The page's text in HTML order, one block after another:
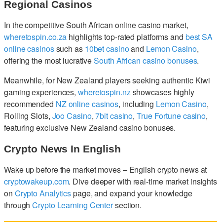
Regional Casinos
In the competitive South African online casino market,
wheretospin.co.za highlights top-rated platforms and best SA
online casinossuch as 10bet casinoand Lemon Casino,
offering the most lucrativeSouth African casino bonuses.
Meanwhile, for New Zealand players seeking authentic Kiwi
gaming experiences, wheretospin.nzshowcases highly
recommended NZ online casinos, including Lemon Casino,
Rolling Slots, Joo Casino,7bit casino,True Fortune casino,
featuring exclusive New Zealand casino bonuses.
Crypto News In English
Wake up before the market moves – English crypto news at
cryptowakeup.com. Dive deeper with real-time market insights
on Crypto Analyticspage, and expand your knowledge
throughCrypto Learning Centersection.